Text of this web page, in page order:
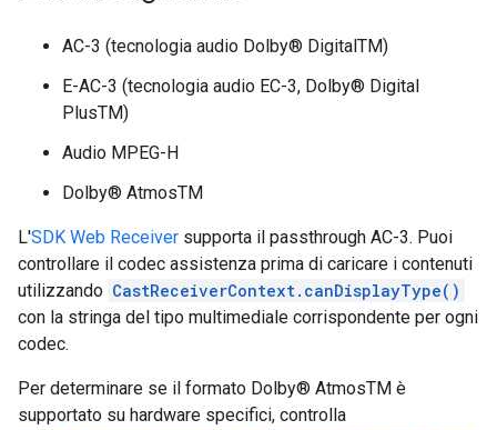
AC-3 (tecnologia audio Dolby® DigitalTM)
E-AC-3 (tecnologia audio EC-3, Dolby® Digital
PlusTM)
Audio MPEG-H
Dolby® AtmosTM
L'SDK Web Receiver supporta il passthrough AC-3. Puoi
controllare il codec assistenza prima di caricare i contenuti
utilizzando CastReceiverContext.canDisplayType()
con la stringa del tipo multimediale corrispondente per ogni
codec.
Per determinare se il formato Dolby® AtmosTM è
supportato su hardware specifici, controlla